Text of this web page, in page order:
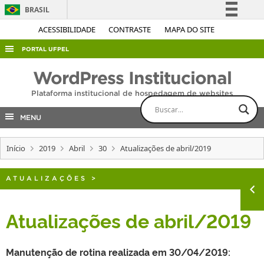
ACESSIBILIDADE CONTRASTE MAPA DO SITE
BRASIL
Simplifique!
Acesso à informação
Legislação
PORTAL UFPEL
AUDITORIA
COBALTO
CONCURSOS
EDITAIS
INTERNACIONAL
OUVIDORIA
TELEFONES
WordPress Institucional
Plataforma institucional de hospedagem de websites
MENU
Início 2019 Abril 30 Atualizações de abril/2019
ATUALIZAÇÕES >
Atualizações de abril/2019
Manutenção de rotina realizada em 30/04/2019: